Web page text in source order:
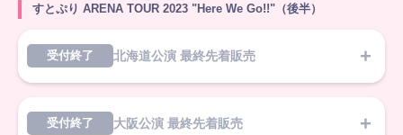
すとぷり ARENA TOUR 2023 "Here We Go!!"（後半）
受付終了 北海道公演 最終先着販売
受付終了 大阪公演 最終先着販売